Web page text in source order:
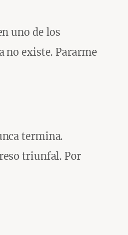
uno de los
no existe. Pararme
termina.
triunfal. Por